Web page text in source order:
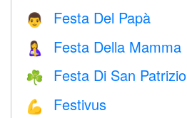
👨 Festa Del Papà
🤱 Festa Della Mamma
☘️ Festa Di San Patrizio
💪 Festivus